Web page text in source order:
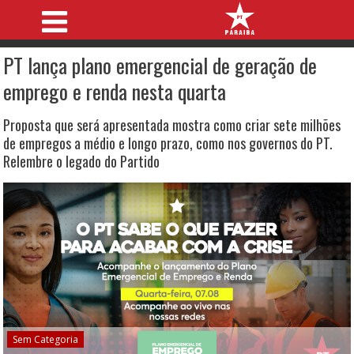
PT lança plano emergencial de geração de
emprego e renda nesta quarta
Proposta que será apresentada mostra como criar sete milhões
de empregos a médio e longo prazo, como nos governos do PT.
Relembre o legado do Partido
Sem Categoria